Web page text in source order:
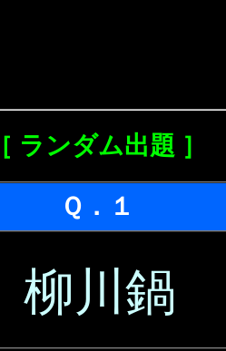
［ ランダム出題 ］
Ｑ．１
柳川鍋